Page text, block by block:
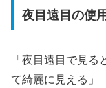
夜目遠目の使
「夜目遠目で見
て綺麗に見える」